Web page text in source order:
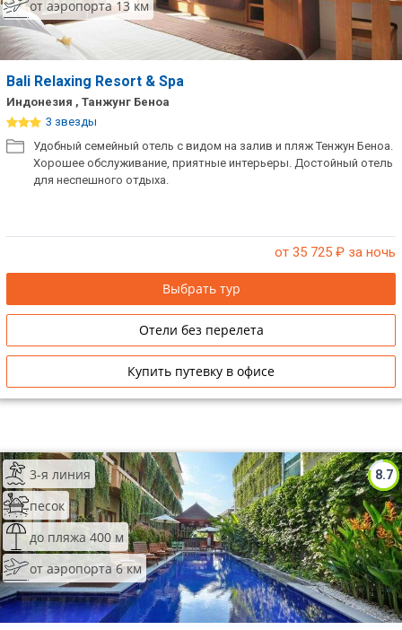
от аэропорта 13 км
Bali Relaxing Resort & Spa
Индонезия , Танжунг Беноа
3 звезды
Удобный семейный отель с видом на залив и пляж Тенжун Беноа.
Хорошее обслуживание, приятные интерьеры. Достойный отель
для неспешного отдыха.
от 35 725 ₽ за ночь
Выбрать тур
Отели без перелета
Купить путевку в офисе
8.7
3-я линия
песок
до пляжа 400 м
от аэропорта 6 км